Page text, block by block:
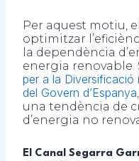
Per aquest motiu,
optimitzar
la dependència
energia renovable.
per a la Diversificació
del Govern d’Espanya
una tendència de
d’energia no
El Canal Segarra